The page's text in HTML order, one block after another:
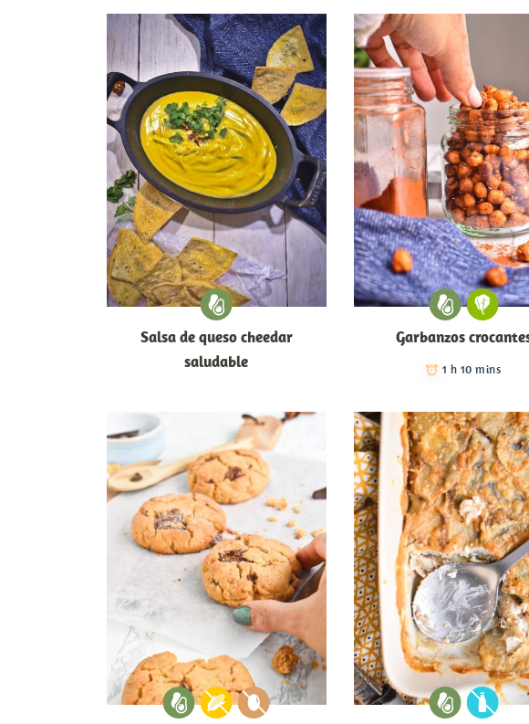
Salsa de queso cheedar
saludable
Garbanzos
1 h 10 mins